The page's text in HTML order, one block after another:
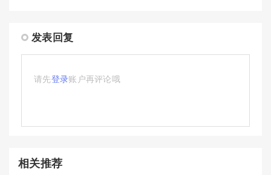
发表回复
请先登录账户再评论哦
相关推荐